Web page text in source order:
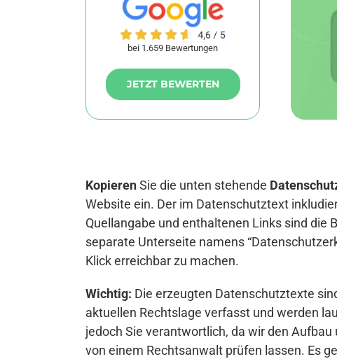
bei 1.659 Bewertungen
JETZT BEWERTEN
KopierenSie die unten stehende
Website ein. Der im Datenschutztext
Quellangabe und enthaltenen Links sind die
separate Unterseite namens
Klick erreichbar zu machen.
Wichtig: Die erzeugten Datenschutztexte
aktuellen Rechtslage verfasst und werden
jedoch Sie verantwortlich, da wir den
von einem Rechtsanwalt prüfen lassen. Es